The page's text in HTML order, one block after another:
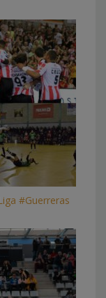
#Guerreras